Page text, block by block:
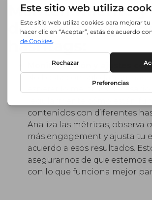
Mantenimiento y
de la estrategia
hashtags:
Monitorización y ajustes
No basta con solo lanzar
contenidos con diferentes
Analiza las métricas, observa
más engagement y ajusta tu
acuerdo a esos resultados.
asegurarnos de que estemos
con lo que funciona mejor